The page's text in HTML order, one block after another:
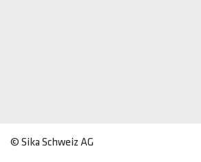
© Sika Schweiz AG